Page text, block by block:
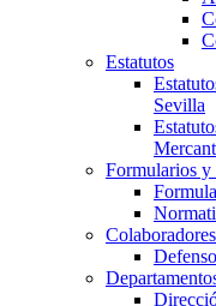
Estatutos
Sevilla
Formularios
Colaboradores